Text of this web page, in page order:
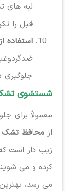
لبه های
قبل را
استفاده
جلوگیری
شستشوی تشک
معمولاً برای
از محافظ تشک
زیپ دار است
کرده و می
می رسد،